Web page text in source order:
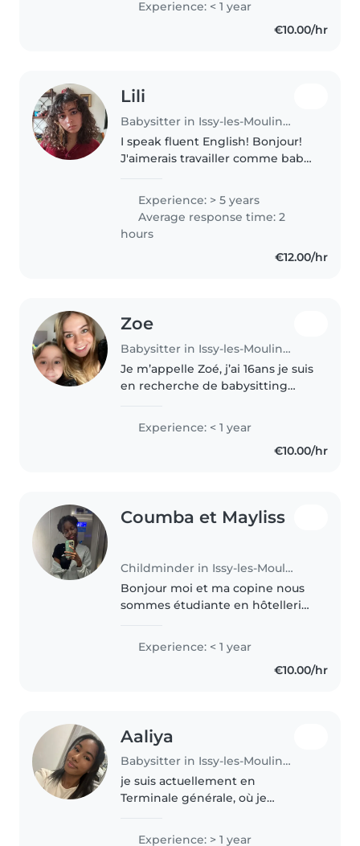
enfants. J’aime travailler avec les
Experience: < 1 year
€10.00/hr
Lili
Babysitter in Issy-les-Moulineaux
I speak fluent English! Bonjour!
J'aimerais travailler comme baby-
art plastiques. Je suis sensible et
de nature calme mais j'aime
aussi jouer et courir..
Experience: > 5 years
Average response time: 2
hours
€12.00/hr
Zoe
Babysitter in Issy-les-Moulineaux
Je m’appelle Zoé, j’ai 16ans je suis
en recherche de babysitting
soir. Je suis très sérieuse, je
connais les bases de la cuisine et
Experience: < 1 year
€10.00/hr
Coumba et Mayliss
Childminder in Issy-les-Moulineaux
Bonjour moi et ma copine nous
sommes étudiante en hôtellerie
des activités ! (On a 15ans )
Experience: < 1 year
€10.00/hr
Aaliya
Babysitter in Issy-les-Moulineaux
je suis actuellement en
Terminale générale, où je
avec les spécialités HGGSP et
Experience: > 1 year